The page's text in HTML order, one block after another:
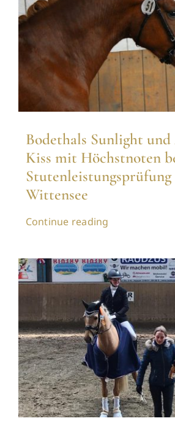
Bodethals Sunlight
Kiss mit Höchstnoten
Wittensee
Continue reading